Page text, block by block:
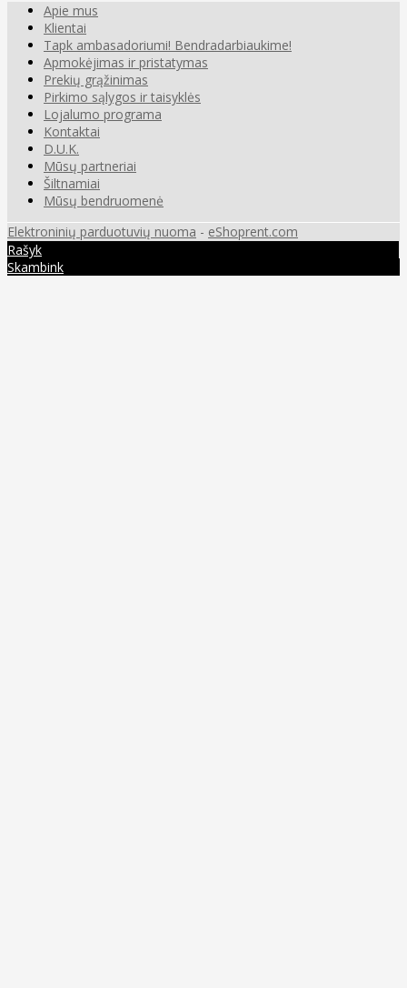
Apie mus
Klientai
Tapk ambasadoriumi! Bendradarbiaukime!
Apmokėjimas ir pristatymas
Prekių grąžinimas
Pirkimo sąlygos ir taisyklės
Lojalumo programa
Kontaktai
D.U.K.
Mūsų partneriai
Šiltnamiai
Mūsų bendruomenė
Elektroninių parduotuvių nuoma - eShoprent.com
Rašyk
Skambink